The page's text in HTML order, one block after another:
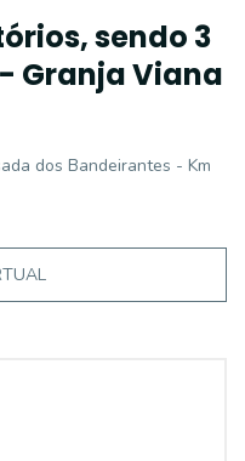
sendo 3
Granja Viana
dos Bandeirantes - Km